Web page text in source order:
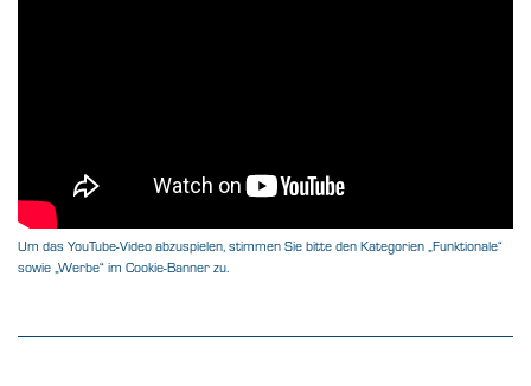
Um das YouTube-Video abzuspielen, stimmen Sie bitte den Kategorien „Funktionale“
sowie „Werbe“ im Cookie-Banner zu.